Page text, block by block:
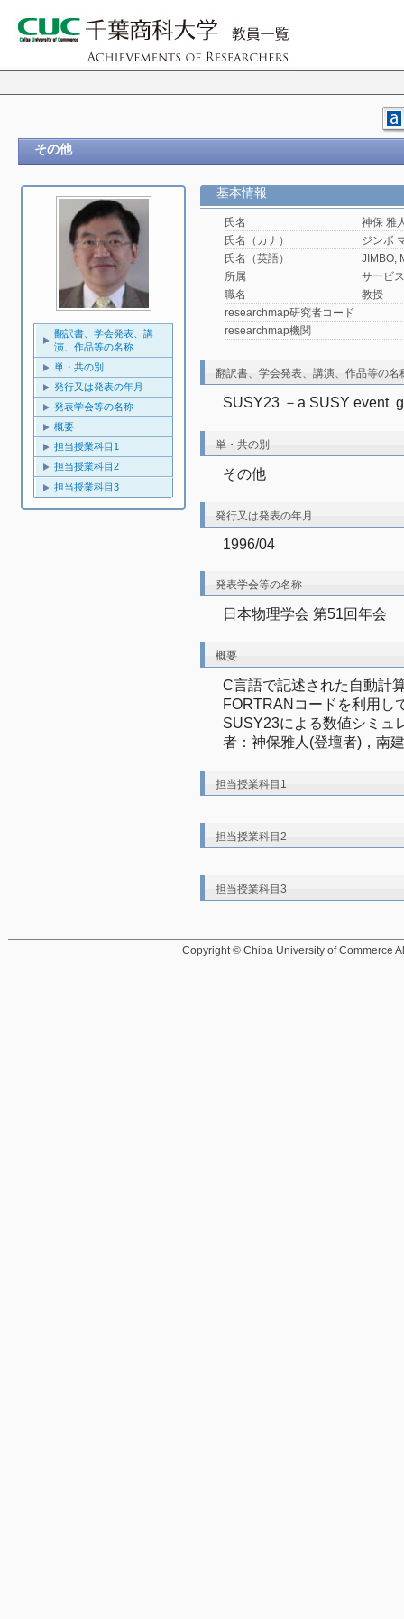
その他
翻訳書、学会発表、講
演、作品等の名称
単・共の別
発行又は発表の年月
発表学会等の名称
概要
担当授業科目1
担当授業科目2
担当授業科目3
基本情報
氏名
神保 雅
氏名（カナ）
ジンボ
氏名（英語）
JIMBO,
所属
サービ
職名
教授
researchmap研究者コード
researchmap機関
翻訳書、学会発表、講演、作品等の名
SUSY23 －a SUSY event
単・共の別
その他
発行又は発表の年月
1996/04
発表学会等の名称
日本物理学会 第51回年会
概要
C言語で記述された自動計
FORTRANコードを利用し
SUSY23による数値シミュ
者：神保雅人(登壇者)，南
担当授業科目1
担当授業科目2
担当授業科目3